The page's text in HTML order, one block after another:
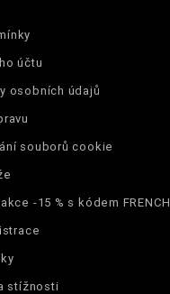
účtu
osobních údajů
souborů cookie
-15 % s kódem FRENCH
stížnosti